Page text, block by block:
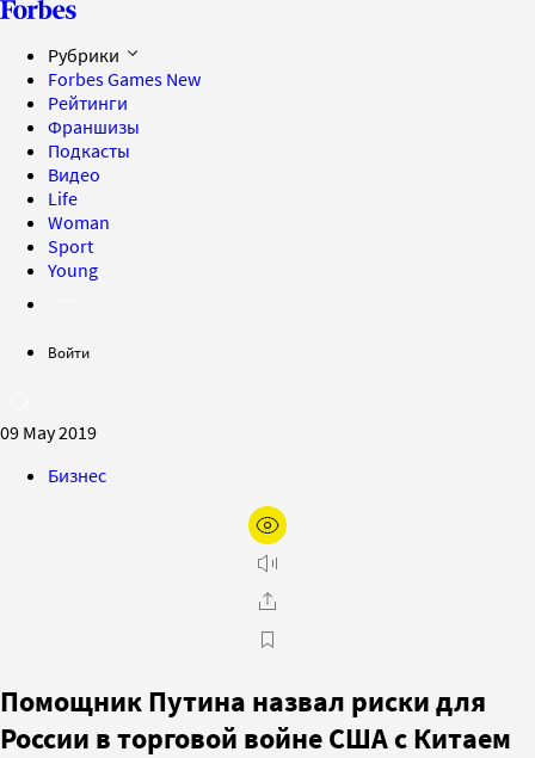
Рубрики
Forbes Games New
Рейтинги
Франшизы
Подкасты
Видео
Life
Woman
Sport
Young
Войти
09 May 2019
Бизнес
Помощник Путина назвал риски для
России в торговой войне США с Китаем